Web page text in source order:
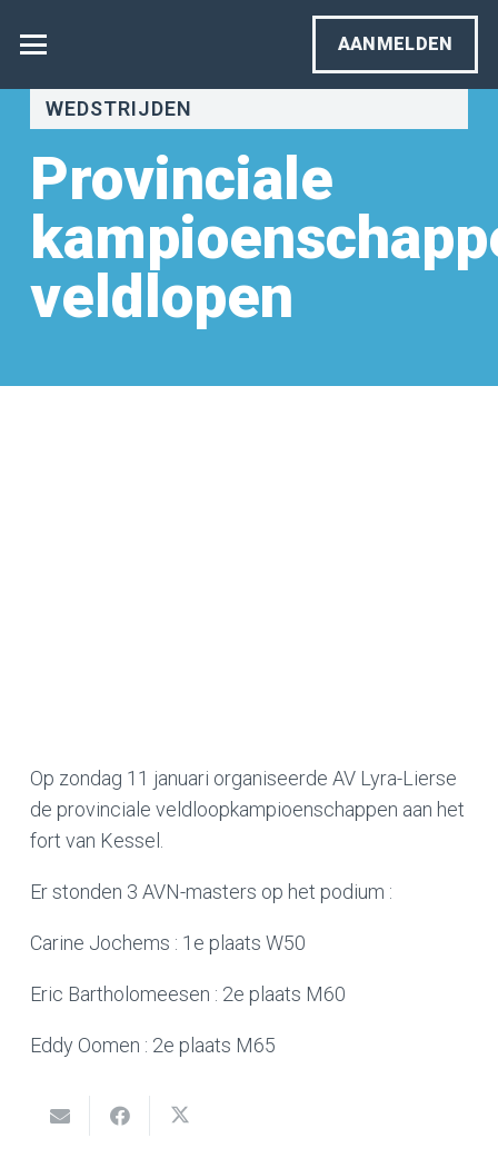
AANMELDEN
WEDSTRIJDEN
Provinciale
veldlopen
Op zondag 11 januari organiseerde AV Lyra-Lierse
de provinciale veldloopkampioenschappen aan het
fort van Kessel.
Er stonden 3 AVN-masters op het podium :
Carine Jochems : 1e plaats W50
Eric Bartholomeesen : 2e plaats M60
Eddy Oomen : 2e plaats M65